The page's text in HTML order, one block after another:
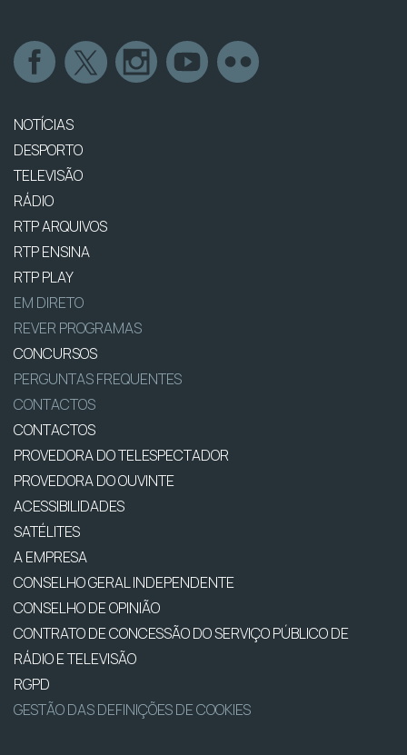
NOTÍCIAS
DESPORTO
TELEVISÃO
RÁDIO
RTP ARQUIVOS
RTP ENSINA
RTP PLAY
EM DIRETO
REVER PROGRAMAS
CONCURSOS
PERGUNTAS FREQUENTES
CONTACTOS
CONTACTOS
PROVEDORA DO TELESPECTADOR
PROVEDORA DO OUVINTE
ACESSIBILIDADES
SATÉLITES
A EMPRESA
CONSELHO GERAL INDEPENDENTE
CONSELHO DE OPINIÃO
CONTRATO DE CONCESSÃO DO SERVIÇO PÚBLICO DE
RÁDIO E TELEVISÃO
RGPD
GESTÃO DAS DEFINIÇÕES DE COOKIES